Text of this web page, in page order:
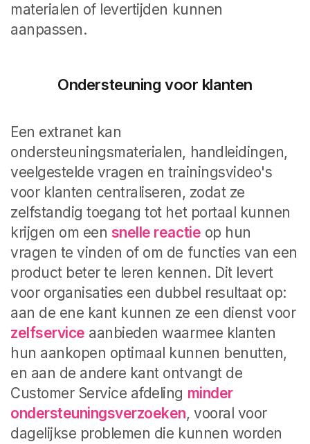
materialen of levertijden kunnen
aanpassen.
Ondersteuning voor klanten
Een extranet kan
ondersteuningsmaterialen, handleidingen,
veelgestelde vragen en trainingsvideo's
voor klanten centraliseren, zodat ze
zelfstandig toegang tot het portaal kunnen
krijgen om een snelle reactie op hun
vragen te vinden of om de functies van een
product beter te leren kennen. Dit levert
voor organisaties een dubbel resultaat op:
aan de ene kant kunnen ze een dienst voor
zelfservice aanbieden waarmee klanten
hun aankopen optimaal kunnen benutten,
en aan de andere kant ontvangt de
Customer Service afdeling minder
ondersteuningsverzoeken, vooral voor
dagelijkse problemen die kunnen worden